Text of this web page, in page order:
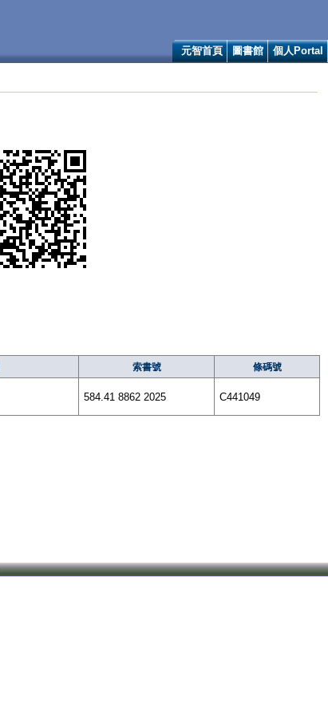
元智首頁 圖書館 個人Portal
索書號 條碼號
584.41 8862 2025 C441049